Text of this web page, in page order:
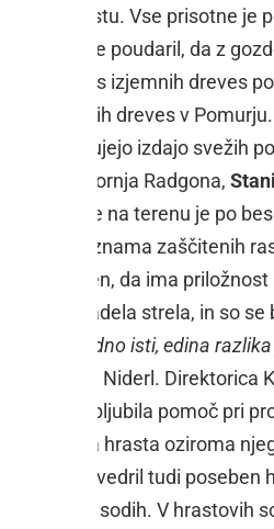
o hrastu. Vse prisotne je
Sobota, ki je poudaril, da z
Prvi popis izjemnih dreves
izjemnih dreves v
načrtujejo izdajo svežih
občine Gornja Radgona,
stanje na terenu je po
del seznama zaščitenih
ponosen, da ima
zadela strela, in so
ta hrast vedno isti, edina
dejal Niderl. Direktorica
in obljubila pomoč pri
hrasta oziroma
je razvedril tudi
v hrastovih sodih. V